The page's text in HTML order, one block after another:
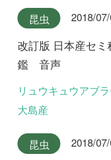
改訂版 日本産セミ科図
鑑 音声
エゾゼミ
鑑 音声
コエゾゼミ